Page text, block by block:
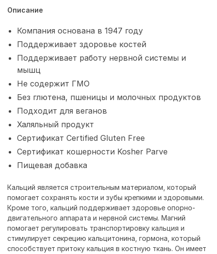
Описание
Компания основана в 1947 году
Поддерживает здоровье костей
Поддерживает работу нервной системы и
мышц
Не содержит ГМО
Без глютена, пшеницы и молочных продуктов
Подходит для веганов
Халяльный продукт
Сертификат Certified Gluten Free
Сертификат кошерности Kosher Parve
Пищевая добавка
Кальций является строительным материалом, который
помогает сохранять кости и зубы крепкими и здоровыми.
Кроме того, кальций поддерживает здоровье опорно-
двигательного аппарата и нервной системы. Магний
помогает регулировать транспортировку кальция и
стимулирует секрецию кальцитонина, гормона, который
способствует притоку кальция в костную ткань. Он имеет